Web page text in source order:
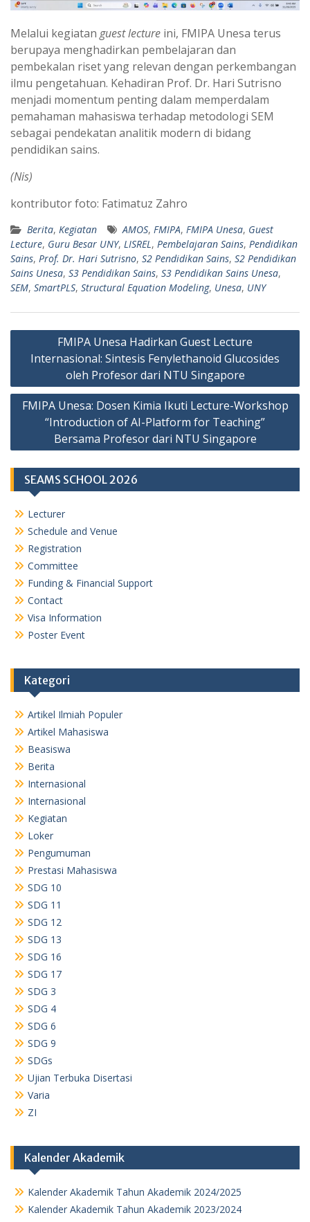
Melalui kegiatan guest lecture ini, FMIPA Unesa terus
berupaya menghadirkan pembelajaran dan
pembekalan riset yang relevan dengan perkembangan
ilmu pengetahuan. Kehadiran Prof. Dr. Hari Sutrisno
menjadi momentum penting dalam memperdalam
pemahaman mahasiswa terhadap metodologi SEM
sebagai pendekatan analitik modern di bidang
pendidikan sains.
(Nis)
kontributor foto: Fatimatuz Zahro
Berita, Kegiatan AMOS, FMIPA, FMIPA Unesa, Guest
Lecture, Guru Besar UNY, LISREL, Pembelajaran Sains, Pendidikan
Sains, Prof. Dr. Hari Sutrisno, S2 Pendidikan Sains, S2 Pendidikan
Sains Unesa, S3 Pendidikan Sains, S3 Pendidikan Sains Unesa,
SEM, SmartPLS, Structural Equation Modeling, Unesa, UNY
Navigasi
pos
FMIPA Unesa Hadirkan Guest Lecture
Internasional: Sintesis Fenylethanoid Glucosides
oleh Profesor dari NTU Singapore
FMIPA Unesa: Dosen Kimia Ikuti Lecture-Workshop
“Introduction of AI-Platform for Teaching”
Bersama Profesor dari NTU Singapore
SEAMS SCHOOL 2026
Lecturer
Schedule and Venue
Registration
Committee
Funding & Financial Support
Contact
Visa Information
Poster Event
Kategori
Artikel Ilmiah Populer
Artikel Mahasiswa
Beasiswa
Berita
Internasional
Internasional
Kegiatan
Loker
Pengumuman
Prestasi Mahasiswa
SDG 10
SDG 11
SDG 12
SDG 13
SDG 16
SDG 17
SDG 3
SDG 4
SDG 6
SDG 9
SDGs
Ujian Terbuka Disertasi
Varia
ZI
Kalender Akademik
Kalender Akademik Tahun Akademik 2024/2025
Kalender Akademik Tahun Akademik 2023/2024